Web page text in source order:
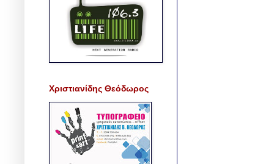
Χριστιανίδης Θεόδωρος